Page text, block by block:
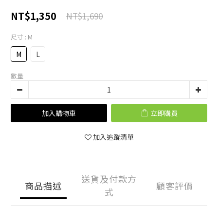
NT$1,350 NT$1,690
尺寸 : M
M L
數量
加入購物車 立即購買
加入追蹤清單
商品描述
送貨及付款方
式
顧客評價